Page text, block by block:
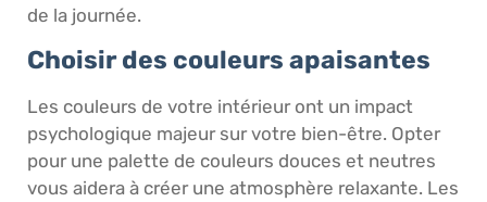
de la journée.
Choisir des couleurs apaisantes
Les couleurs de votre intérieur ont un impact
psychologique majeur sur votre bien-être. Opter
pour une palette de couleurs douces et neutres
vous aidera à créer une atmosphère relaxante. Les